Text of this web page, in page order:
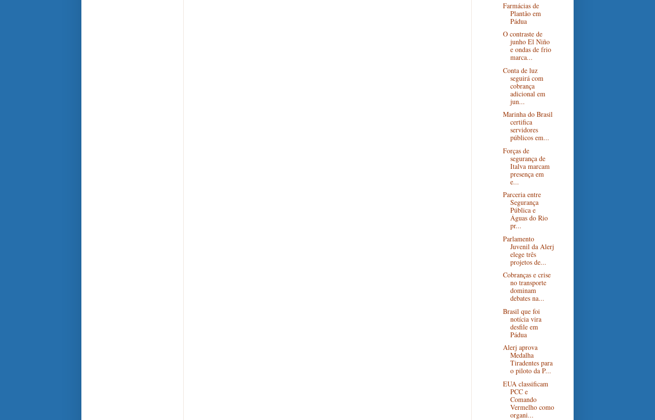
Farmácias de
Plantão em
Pádua
O contraste de
junho El Niño
e ondas de frio
marca...
Conta de luz
seguirá com
cobrança
adicional em
jun...
Marinha do Brasil
certifica
servidores
públicos em...
Forças de
segurança de
Italva marcam
presença em
e...
Parceria entre
Segurança
Pública e
Águas do Rio
pr...
Parlamento
Juvenil da Alerj
elege três
projetos de...
Cobranças e crise
no transporte
dominam
debates na...
Brasil que foi
notícia vira
desfile em
Pádua
Alerj aprova
Medalha
Tiradentes para
o piloto da P...
EUA classificam
PCC e
Comando
Vermelho como
organi...